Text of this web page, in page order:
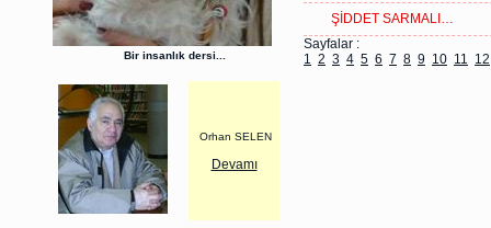
Bir insanlık dersi...
Orhan SELEN
Devamı
ŞİDDET SARMALI…
Sayfalar :
1 2 3 4 5 6 7 8 9 10 11 12